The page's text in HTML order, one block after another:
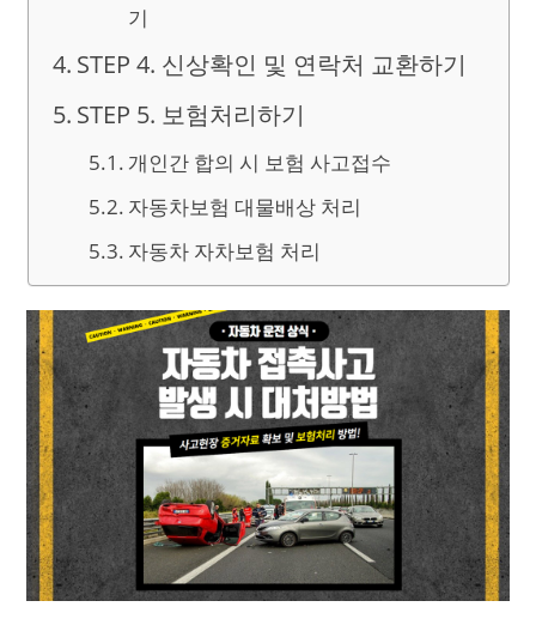
기
STEP 4. 신상확인 및 연락처 교환하기
STEP 5. 보험처리하기
개인간 합의 시 보험 사고접수
자동차보험 대물배상 처리
자동차 자차보험 처리